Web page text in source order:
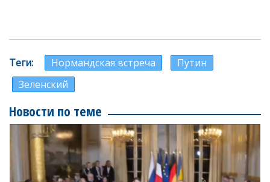
Теги Нормандская встреча
Путин
Зеленский
Новости по теме